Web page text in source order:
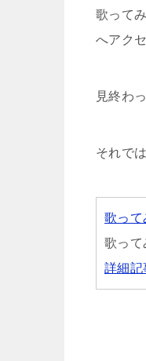
歌って
へアク
見終わ
それで
歌って
歌って
詳細記